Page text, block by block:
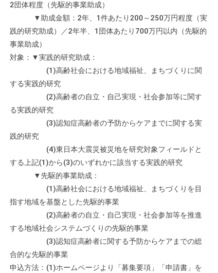
業
お
こ
な
て
ま
。
は
ぴ
1
階
で
2団体程度（先駆的事業助成）
▼助成金額：2年、1件あたり200～250万円程度（実
践的研究助成）／2年半、1団体あたり700万円以内（先駆的
事業助成）
対象：▼実践的研究助成：
(1)高齢社会における地域福祉、まちづくりに関
する実践的研究
(2)高齢者の自立・自己実現・社会参加等に関す
る実践的研究
(3)認知症高齢者の予防からケアまでに関する実
践的研究
(4)東日本大震災被災地を研究対象フィールドと
する上記(1)から(3)のいずれかに該当する実践的研究
▼先駆的事業助成：
(1)高齢社会における地域福祉、まちづくりを目
指す地域を基盤とした先駆的事業
(2)高齢者の自立・自己実現・社会参加等を推進
する地域社会システムづくりの先駆的事業
(3)認知症高齢者に関する予防からケアまでの総
合的な先駆的事業
申込方法：(1)ホームページより「募集要項」「申請書」を